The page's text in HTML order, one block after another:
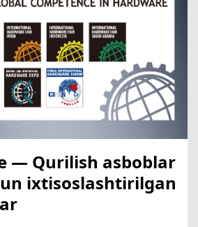
— Qurilish asboblar
ixtisoslashtirilgan